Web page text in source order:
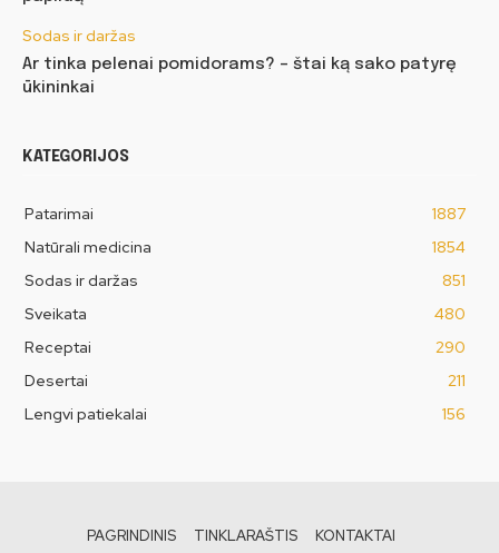
Sodas ir daržas
Ar tinka pelenai pomidorams? – štai ką sako patyrę
ūkininkai
KATEGORIJOS
Patarimai
1887
Natūrali medicina
1854
Sodas ir daržas
851
Sveikata
480
Receptai
290
Desertai
211
Lengvi patiekalai
156
PAGRINDINIS TINKLARAŠTIS KONTAKTAI